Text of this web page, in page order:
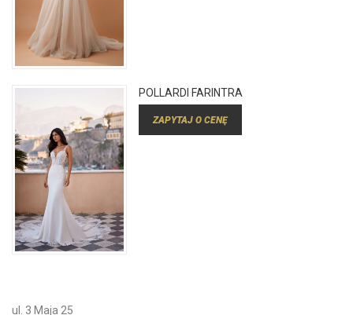
POLLARDI FARINTRA
ZAPYTAJ O CENĘ
ul. 3 Maja 25